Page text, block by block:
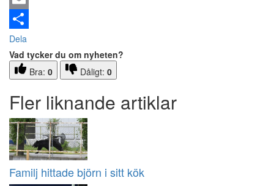
Email
Dela
Vad tycker du om nyheten?
Bra: 0 Dåligt: 0
Fler liknande artiklar
Familj hittade björn i sitt kök